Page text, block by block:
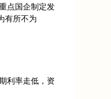
点国企制定发
有所不为
利率走低，资